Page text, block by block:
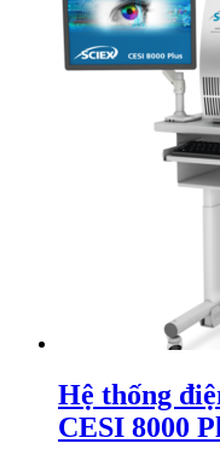
Hệ thống
CESI 8000